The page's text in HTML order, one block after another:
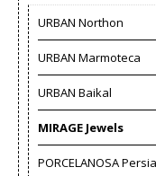
URBAN Northon
URBAN Marmoteca
URBAN Baikal
MIRAGE Jewels
PORCELANOSA Persia